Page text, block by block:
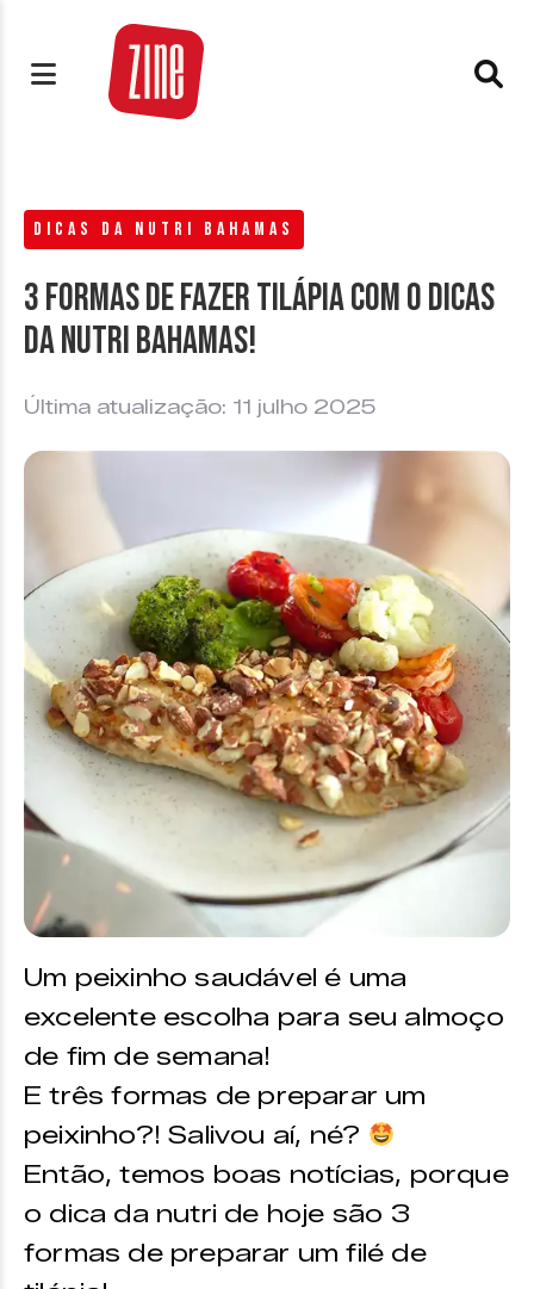
DICAS DA NUTRI BAHAMAS
3 formas de fazer Tilápia com o Dicas
da Nutri Bahamas!
Última atualização: 11 julho 2025
Um peixinho saudável é uma
excelente escolha para seu almoço
de fim de semana!
E três formas de preparar um
peixinho?! Salivou aí, né?
Então, temos boas notícias, porque
o dica da nutri de hoje são 3
formas de preparar um filé de